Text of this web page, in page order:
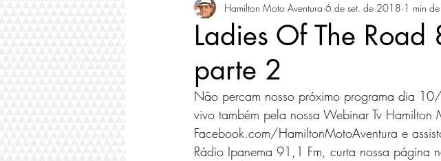
Motos e Carros Antigos Amigos da Quarta
Ladies Of The Road
parte 2
Hamilton Moto Aventura 6 de set. de 2018 1 min
Não percam nosso próximo programa dia
vivo também pela nossa Webinar Tv
Facebook.com/HamiltonMotoAventura e
Rádio Ipanema 91,1 Fm, curta nossa página